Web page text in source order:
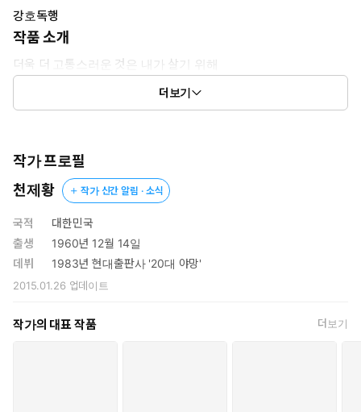
강호독행
작품 소개
더욱 더 고통스러운 것은 내가 살기 위해
부득이 그대들을 베야 하는 살욕(殺慾)이다.
저주해다오. 인간이 아닌 한 마리 악귀였노라고…
더보기
작가 프로필
천제황
작가 신간 알림 · 소식
국적
대한민국
출생
1960년 12월 14일
데뷔
1983년 현대출판사 '20대 야망'
2015.01.26 업데이트
작가의 대표 작품 더보기